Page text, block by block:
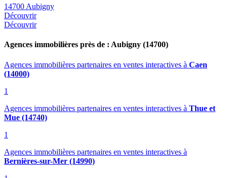
14700 Aubigny
Découvrir
Découvrir
Agences immobilières près de : Aubigny (14700)
Agences immobilières partenaires en ventes interactives à Caen
(14000)
1
Agences immobilières partenaires en ventes interactives à Thue et
Mue (14740)
1
Agences immobilières partenaires en ventes interactives à
Bernières-sur-Mer (14990)